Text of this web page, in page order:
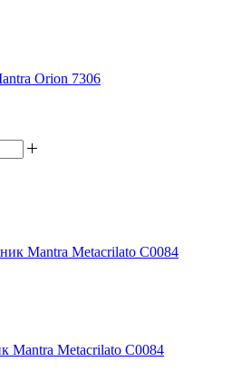
Orion 7306
Mantra Metacrilato C0084